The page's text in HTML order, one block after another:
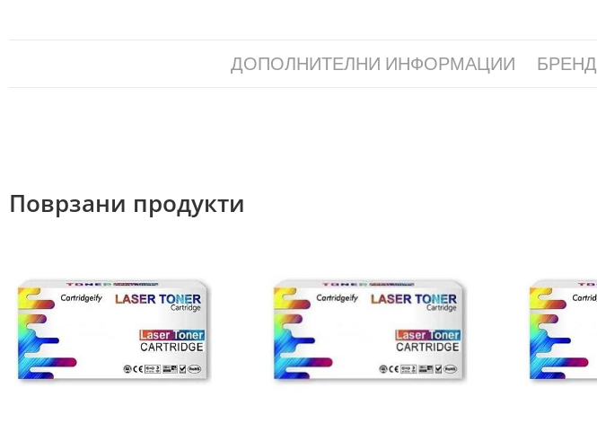
ДОПОЛНИТЕЛНИ ИНФОРМАЦИИ БРЕНД
Поврзани продукти